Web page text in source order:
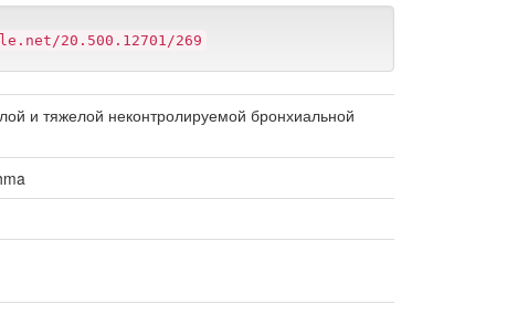
20.500.12701/269
и тяжелой неконтролируемой бронхиальной